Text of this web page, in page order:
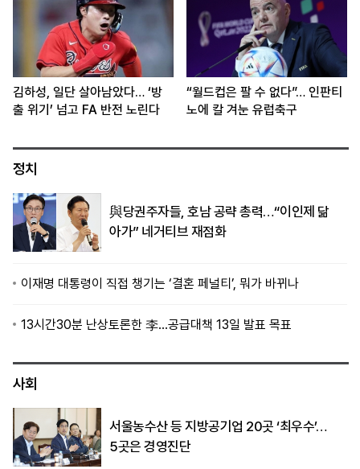
김하성, 일단 살아남았다… ‘방
출 위기’ 넘고 FA 반전 노린다
“월드컵은 팔 수 없다”… 인판티
노에 칼 겨눈 유럽축구
정치
與당권주자들, 호남 공략 총력…“이인제 닮
아가” 네거티브 재점화
이재명 대통령이 직접 챙기는 ‘결혼 페널티’, 뭐가 바뀌나
13시간30분 난상토론한 李…공급대책 13일 발표 목표
사회
서울농수산 등 지방공기업 20곳 ‘최우수’…
5곳은 경영진단